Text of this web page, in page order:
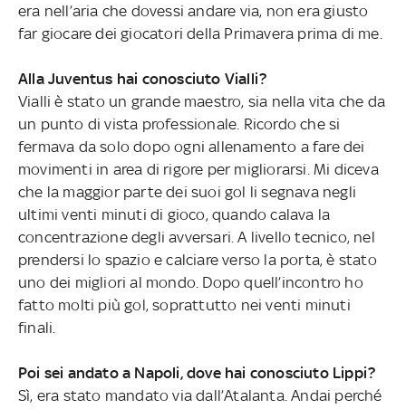
era nell’aria che dovessi andare via, non era giusto
far giocare dei giocatori della Primavera prima di me.
Alla Juventus hai conosciuto Vialli?
Vialli è stato un grande maestro, sia nella vita che da
un punto di vista professionale. Ricordo che si
fermava da solo dopo ogni allenamento a fare dei
movimenti in area di rigore per migliorarsi. Mi diceva
che la maggior parte dei suoi gol li segnava negli
ultimi venti minuti di gioco, quando calava la
concentrazione degli avversari. A livello tecnico, nel
prendersi lo spazio e calciare verso la porta, è stato
uno dei migliori al mondo. Dopo quell’incontro ho
fatto molti più gol, soprattutto nei venti minuti
finali.
Poi sei andato a Napoli, dove hai conosciuto Lippi?
Sì, era stato mandato via dall’Atalanta. Andai perché